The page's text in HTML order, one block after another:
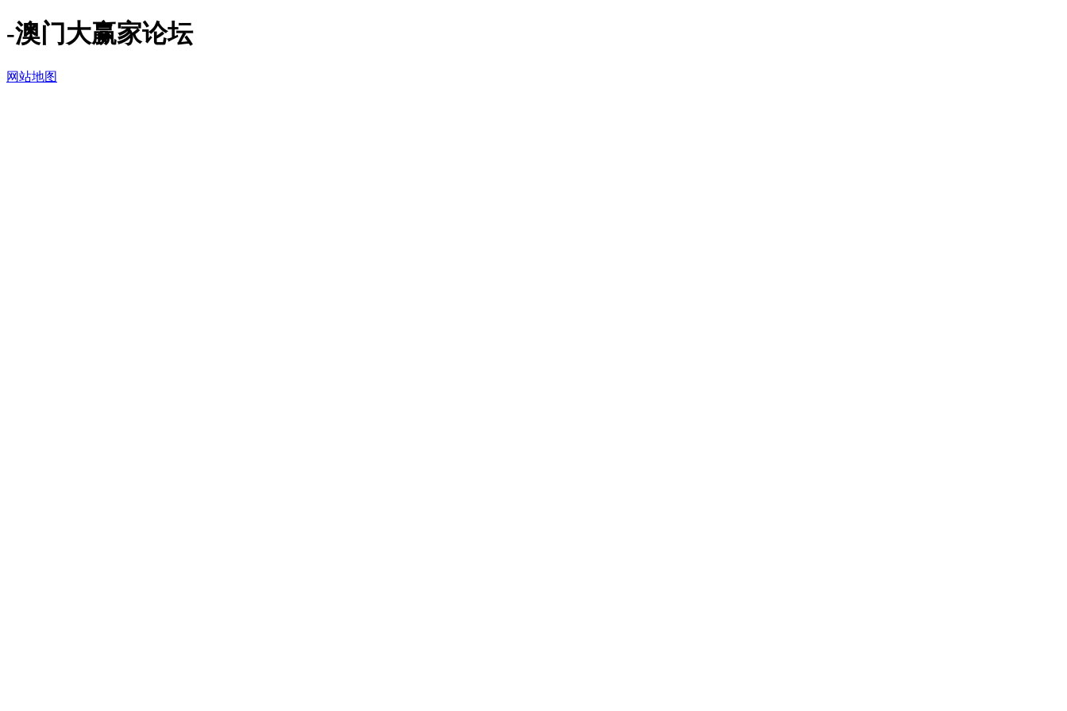
-澳门大赢家论坛
网站地图